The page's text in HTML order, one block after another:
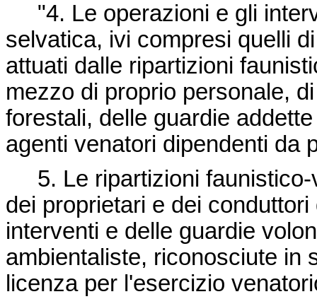
"4. Le operazioni e gli
selvatica, ivi compresi quelli
attuati dalle ripartizioni
mezzo di proprio personale,
forestali, delle guardie
agenti venatori dipendenti da
5. Le ripartizioni faunistico-
dei proprietari e dei
interventi e delle guardie
ambientaliste, riconosciute in
licenza per l'esercizio